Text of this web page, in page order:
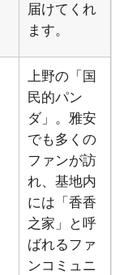
届けてくれ
ます。
上野の「国
民的パン
ダ」。雅安
でも多くの
ファンが訪
れ、基地内
には「香香
之家」と呼
ばれるファ
ンコミュニ